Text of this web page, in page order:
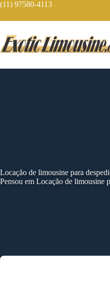
Skip
content
(11) 97580-4113
Locação de limousine para
Pensou em Locação de limousine